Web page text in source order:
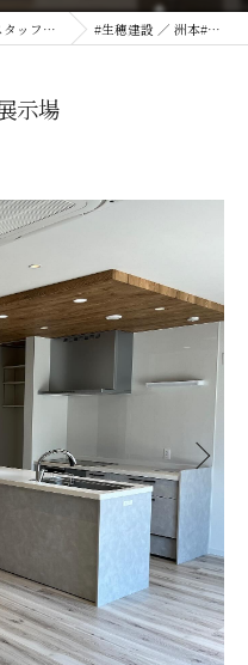
ッフブログ #生穂建設 ／ 洲本#住宅展示場
示場